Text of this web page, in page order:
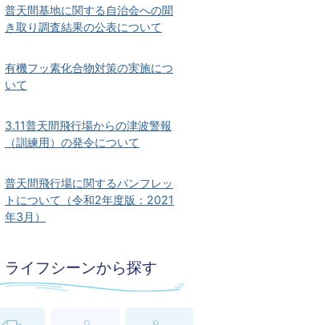
普天間基地に関する自治会への聞
き取り調査結果の公表について
有機フッ素化合物対策の実施につ
いて
3.11普天間飛行場からの津波警報
（訓練用）の発令について
普天間飛行場に関するパンフレッ
トについて（令和2年度版：2021
年3月）
ライフシーンから探す